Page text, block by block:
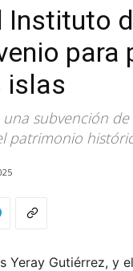
Instituto
para
islas
subvención
patrimonio
Yeray Gutiérrez,